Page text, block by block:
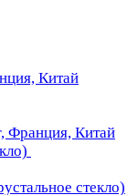
Китай
Франция, Китай
стекло)